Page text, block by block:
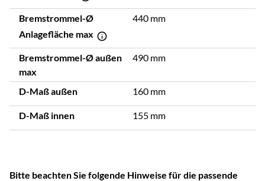
Bremstrommel-Ø
Anlagefläche max
440 mm
Bremstrommel-Ø außen
max
490 mm
D-Maß außen 160 mm
D-Maß innen 155 mm
Bitte beachten Sie folgende Hinweise für die passende